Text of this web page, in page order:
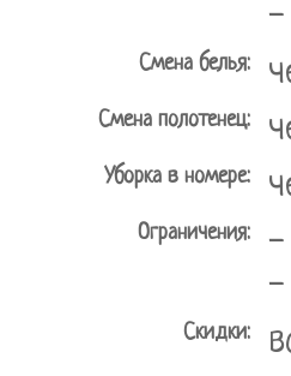
-
Смена белья:
Смена полотенец:
Уборка в номере:
Ограничения:
-
-
Скидки: